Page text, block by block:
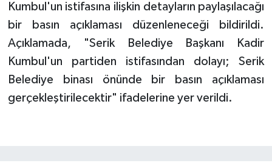
Kumbul'un istifasına ilişkin detayların paylaşılacağı
bir basın açıklaması düzenleneceği bildirildi.
Açıklamada, "Serik Belediye Başkanı Kadir
Kumbul'un partiden istifasından dolayı; Serik
Belediye binası önünde bir basın açıklaması
gerçekleştirilecektir" ifadelerine yer verildi.